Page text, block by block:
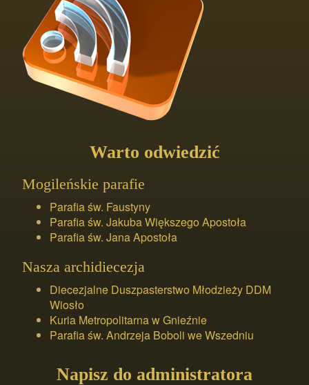
Warto odwiedzić
Mogileńskie parafie
Parafia św. Faustyny
Parafia św. Jakuba Większego Apostoła
Parafia św. Jana Apostoła
Nasza archidiecezja
Diecezjalne Duszpasterstwo Młodzieży DDM
Wiosło
Kuria Metropolitarna w Gnieźnie
Parafia św. Andrzeja Boboli we Wszedniu
Napisz do administratora